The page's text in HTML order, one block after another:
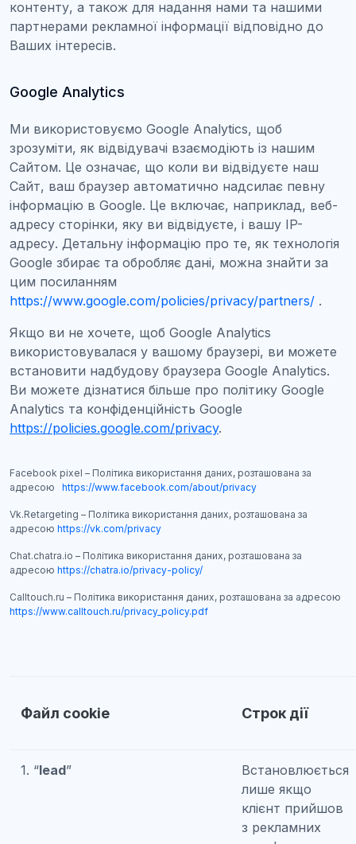
контенту, а також для надання нами та нашими
партнерами рекламної інформації відповідно до
Ваших інтересів.
Google Analytics
Ми використовуємо Google Analytics, щоб
зрозуміти, як відвідувачі взаємодіють із нашим
Сайтом. Це означає, що коли ви відвідуєте наш
Сайт, ваш браузер автоматично надсилає певну
інформацію в Google. Це включає, наприклад, веб-
адресу сторінки, яку ви відвідуєте, і вашу IP-
адресу. Детальну інформацію про те, як технологія
Google збирає та обробляє дані, можна знайти за
цим посиланням
https://www.google.com/policies/privacy/partners/ .
Якщо ви не хочете, щоб Google Analytics
використовувалася у вашому браузері, ви можете
встановити надбудову браузера Google Analytics.
Ви можете дізнатися більше про політику Google
Analytics та конфіденційність Google
https://policies.google.com/privacy.
Facebook pixel – Політика використання даних, розташована за
адресою
https://www.facebook.com/about/privacy
Vk.Retargeting – Політика використання даних, розташована за
адресою https://vk.com/privacy
Chat.chatra.io – Політика використання даних, розташована за
адресою https://chatra.io/privacy-policy/
Сalltouch.ru – Політика використання даних, розташована за адресою
https://www.calltouch.ru/privacy_policy.pdf
Файл cookie Строк дії
1. “lead”
Встановлюється
лише якщо
клієнт прийшов
з рекламних